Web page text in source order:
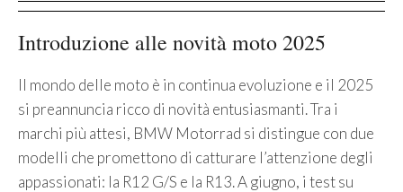
Introduzione alle novità moto 2025
Il mondo delle moto è in continua evoluzione e il 2025
si preannuncia ricco di novità entusiasmanti. Tra i
marchi più attesi, BMW Motorrad si distingue con due
modelli che promettono di catturare l’attenzione degli
appassionati: la R12 G/S e la R13. A giugno, i test su